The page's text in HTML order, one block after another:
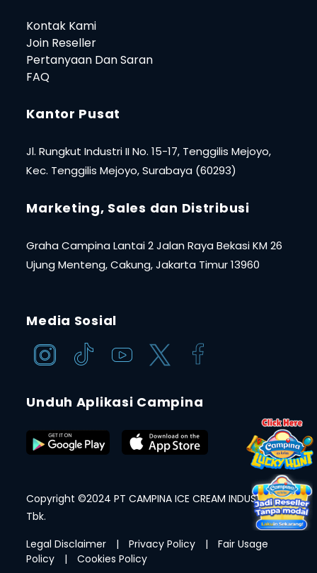
Kontak Kami
Join Reseller
Pertanyaan Dan Saran
FAQ
Kantor Pusat
Jl. Rungkut Industri II No. 15-17, Tenggilis Mejoyo,
Kec. Tenggilis Mejoyo, Surabaya (60293)
Marketing, Sales dan Distribusi
Graha Campina Lantai 2 Jalan Raya Bekasi KM 26
Ujung Menteng, Cakung, Jakarta Timur 13960
Media Sosial
Unduh Aplikasi Campina
Copyright ©2024 PT CAMPINA ICE CREAM INDUSTRY
Tbk.
Legal Disclaimer
| Privacy Policy |
Fair Usage
Policy
| Cookies Policy